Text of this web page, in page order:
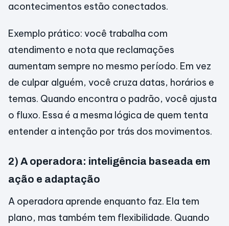
acontecimentos estão conectados.
Exemplo prático: você trabalha com
atendimento e nota que reclamações
aumentam sempre no mesmo período. Em vez
de culpar alguém, você cruza datas, horários e
temas. Quando encontra o padrão, você ajusta
o fluxo. Essa é a mesma lógica de quem tenta
entender a intenção por trás dos movimentos.
2) A operadora: inteligência baseada em
ação e adaptação
A operadora aprende enquanto faz. Ela tem
plano, mas também tem flexibilidade. Quando